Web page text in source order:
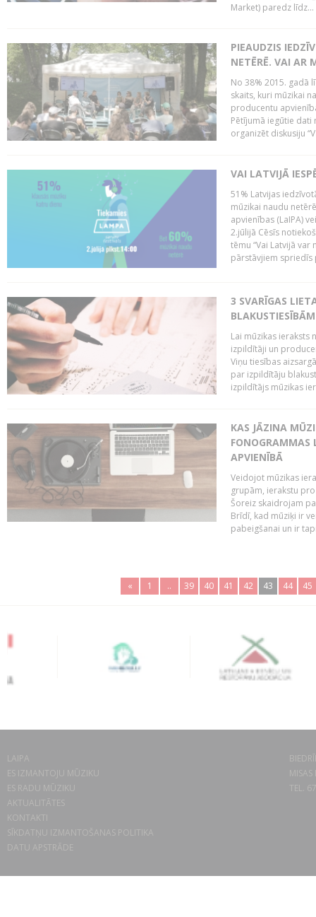
Market) paredz līdz...
PIEAUDZIS
NETĒRĒ. VAI AR
No 38% 2015. gadā
skaits, kuri mūzikai
producentu
Pētījumā iegūtie dati
organizēt diskusiju
VAI LATVIJĀ
51% Latvijas
mūzikai naudu
apvienības (LaIPA)
2.jūlijā Cēsīs
tēmu “Vai Latvijā
pārstāvjiem spriedīs
3 SVARĪGAS
BLAKUSTIESĪBĀM
Lai mūzikas ieraksts
izpildītāji un
Viņu tiesības
par izpildītāju
izpildītājs mūzikas
KAS JĀZINA
FONOGRAMMAS
APVIENĪBĀ
Veidojot mūzikas
grupām, ierakstu
Šoreiz skaidrojam
Brīdī, kad mūziķi ir
pabeigšanai un ir
« 1 .. 39 40 41 42 43 44 45
LAIPA
ES IZMANTOJU MŪZIKU
ES RADU MŪZIKU
AKTUALITĀTES
KONTAKTI
SĪKDATŅU IZMANTOŠANAS POLITIKA
DATU APSTRĀDE
TEL.